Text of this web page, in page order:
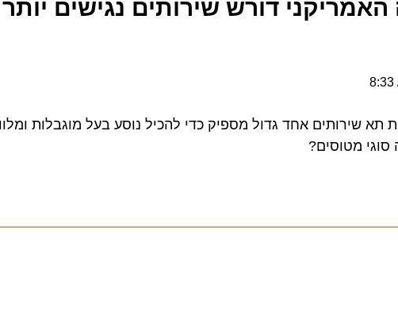
דורש שירותים נגישים יותר
8:33
שירותים אחד גדול מספיק כדי להכיל נוסע בעל מוגבלות
מטוסים?